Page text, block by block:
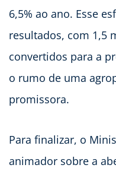
6,5% ao ano. Esse
resultados, com 1,5
convertidos para a
o rumo de uma
promissora.
Para finalizar, o
animador sobre a